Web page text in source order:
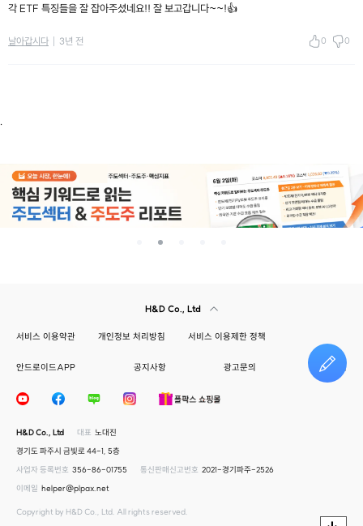
각 ETF 특징들을 잘 잡아주셨네요!! 잘 보고갑니다~~!👍
날아갑시다 3년 전 0 0
.
H&D Co., Ltd
서비스 이용약관 개인정보 처리방침 서비스 이용제한 정책
안드로이드APP 공지사항 광고문의 건의하기
H&D Co., Ltd 대표 노대진
경기도 파주시 금빛로 44-1, 5층
사업자 등록번호 356-86-01755 통신판매신고번호 2021-경기파주-2526
이메일 helper@plpax.net
Copyright by H&D Co., Ltd. All rights reserved.